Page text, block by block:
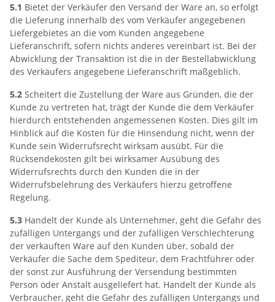
5.1 Bietet der Verkäufer den Versand der Ware an, so erfolgt
die Lieferung innerhalb des vom Verkäufer angegebenen
Liefergebietes an die vom Kunden angegebene
Lieferanschrift, sofern nichts anderes vereinbart ist. Bei der
Abwicklung der Transaktion ist die in der Bestellabwicklung
des Verkäufers angegebene Lieferanschrift maßgeblich.
5.2 Scheitert die Zustellung der Ware aus Gründen, die der
Kunde zu vertreten hat, trägt der Kunde die dem Verkäufer
hierdurch entstehenden angemessenen Kosten. Dies gilt im
Hinblick auf die Kosten für die Hinsendung nicht, wenn der
Kunde sein Widerrufsrecht wirksam ausübt. Für die
Rücksendekosten gilt bei wirksamer Ausübung des
Widerrufsrechts durch den Kunden die in der
Widerrufsbelehrung des Verkäufers hierzu getroffene
Regelung.
5.3 Handelt der Kunde als Unternehmer, geht die Gefahr des
zufälligen Untergangs und der zufälligen Verschlechterung
der verkauften Ware auf den Kunden über, sobald der
Verkäufer die Sache dem Spediteur, dem Frachtführer oder
der sonst zur Ausführung der Versendung bestimmten
Person oder Anstalt ausgeliefert hat. Handelt der Kunde als
Verbraucher, geht die Gefahr des zufälligen Untergangs und